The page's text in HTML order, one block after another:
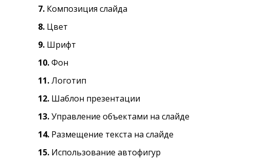
7. Композиция слайда
8. Цвет
9. Шрифт
10.Фон
11.Логотип
12. Шаблон презентации
13.Управление объектами на слайде
14. Размещение текста на слайде
15. Использование автофигур